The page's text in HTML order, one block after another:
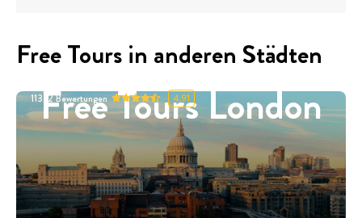
Free Tours in anderen Städten
Free Tours London
11332Bewertungen 4.91